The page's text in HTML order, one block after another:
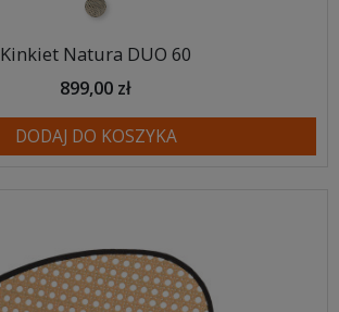
naturalna plecionka
Kinkiet Natura DUO 60
899,00 zł
DODAJ DO KOSZYKA